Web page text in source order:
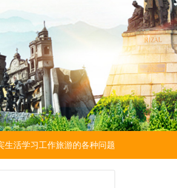
生活学习工作旅游的各种问题